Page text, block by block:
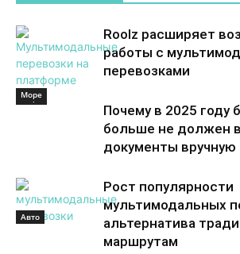
Море
Roolz расширяет
работы с
перевозками
Море
Почему в 2025 году
больше не должен
документы вручную
Авто
Рост популярности
мультимодальных
альтернатива
маршрутам